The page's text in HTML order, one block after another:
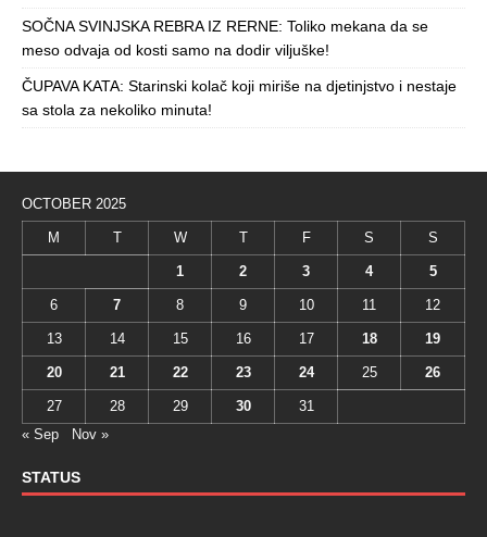
SOČNA SVINJSKA REBRA IZ RERNE: Toliko mekana da se
meso odvaja od kosti samo na dodir viljuške!
ČUPAVA KATA: Starinski kolač koji miriše na djetinjstvo i nestaje
sa stola za nekoliko minuta!
OCTOBER 2025
M T W T F S S
1 2 3 4 5
6 7 8 9 10 11 12
13 14 15 16 17 18 19
20 21 22 23 24 25 26
27 28 29 30
31
« Sep
Nov »
STATUS